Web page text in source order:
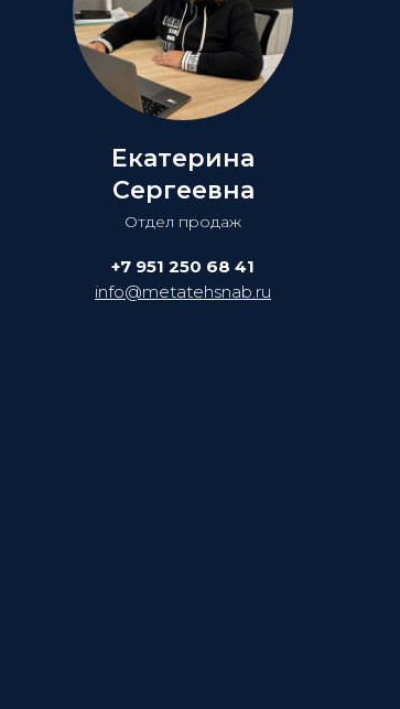
Екатерина
Сергеевна
Отдел продаж
+7 951 250 68 41
info@metatehsnab.ru